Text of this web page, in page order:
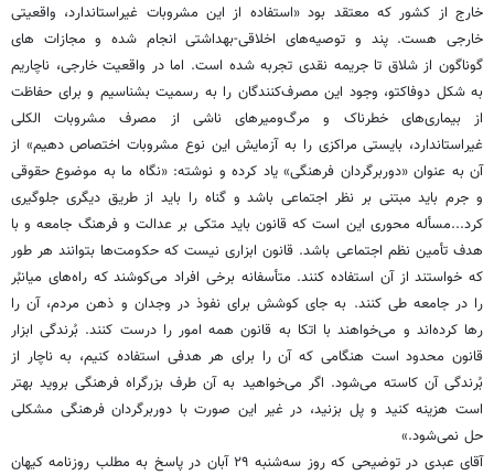
خارج از کشور که معتقد بود «استفاده از این مشروبات غیراستاندارد، واقعیتی
خارجی هست. پند و توصیه‌های اخلاقی-بهداشتی انجام شده و مجازات های
گوناگون از شلاق تا جریمه نقدی تجربه شده است. اما در واقعیت خارجی، ناچاریم
به شکل دوفاکتو، وجود این مصرف‌کنندگان را به رسمیت بشناسیم و برای حفاظت
از بیماری‌های خطرناک و مرگ‌ومیرهای ناشی از مصرف مشروبات الکلی
غیراستاندارد، بایستی مراکزی را به آزمایش این نوع مشروبات اختصاص دهیم» از
آن به عنوان «دوربرگردان فرهنگی» یاد کرده و نوشته: «نگاه ما به موضوع حقوقی
و جرم باید مبتنی بر نظر اجتماعی باشد و گناه را باید از طریق دیگری جلوگیری
کرد...مسأله محوری این است که قانون باید متکی بر عدالت و فرهنگ جامعه و با
هدف تأمین نظم اجتماعی باشد. قانون ابزاری نیست که حکومت‌ها بتوانند هر طور
که خواستند از آن استفاده کنند. متأسفانه برخی افراد می‌کوشند که راه‌های میانبُر
را در جامعه طی کنند. به جای کوشش برای نفوذ در وجدان و ذهن مردم، آن را
رها کرده‌اند و می‌خواهند با اتکا به قانون همه امور را درست کنند. بُرندگی ابزار
قانون محدود است هنگامی که آن را برای هر هدفی استفاده کنیم، به ناچار از
بُرندگی آن کاسته می‌شود. اگر می‌خواهید به آن طرف بزرگراه فرهنگی بروید بهتر
است هزینه کنید و پل بزنید، در غیر این صورت با دوربرگردان فرهنگی مشکلی
حل نمی‌شود.»
آقای عبدی در توضیحی که روز سه‌شنبه ۲۹ آبان در پاسخ به مطلب روزنامه کیهان